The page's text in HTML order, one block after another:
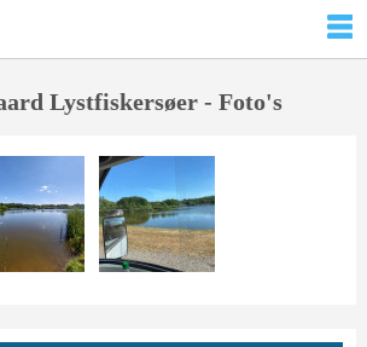
Lystfiskersøer - Foto's